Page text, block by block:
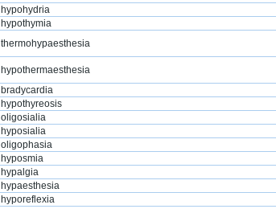
hypohydria
hypothymia
thermohypaesthesia
hypothermaesthesia
bradycardia
hypothyreosis
oligosialia
hyposialia
oligophasia
hyposmia
hypalgia
hypaesthesia
hyporeflexia